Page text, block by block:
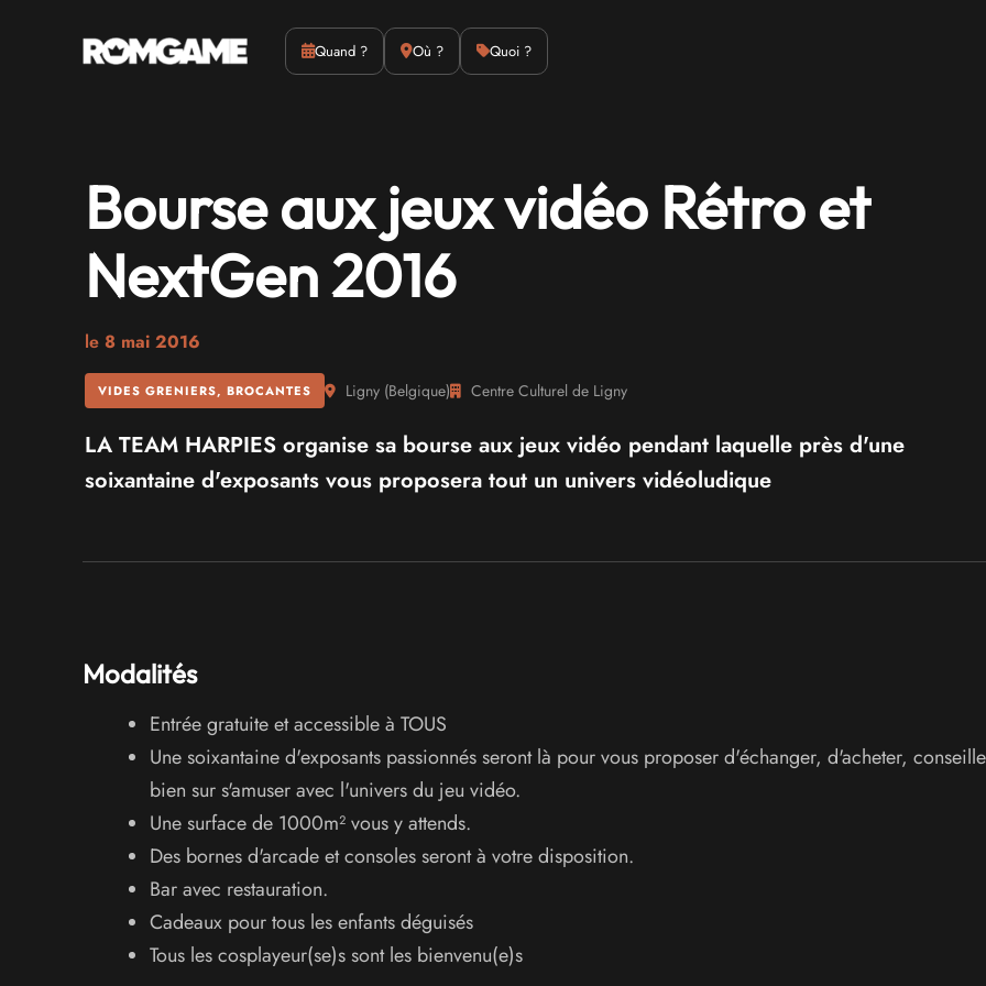
Quand ? Où ? Quoi ?
Actus Culture Emulation
Bourse aux jeux vidéo Rétro et
NextGen 2016
le 8 mai 2016
VIDES GRENIERS, BROCANTES Ligny(Belgique) Centre Culturel de Ligny
LA TEAM HARPIES organise sa bourse aux jeux vidéo pendant laquelle près d'une
soixantaine d'exposants vous proposera tout un univers vidéoludique
Modalités
Entrée gratuite et accessible à TOUS
Une soixantaine d'exposants passionnés seront là pour vous proposer d'échanger, d'acheter,
bien sur s'amuser avec l'univers du jeu vidéo.
Une surface de 1000m² vous y attends.
Des bornes d'arcade et consoles seront à votre disposition.
Bar avec restauration.
Cadeaux pour tous les enfants déguisés
Tous les cosplayeur(se)s sont les bienvenu(e)s